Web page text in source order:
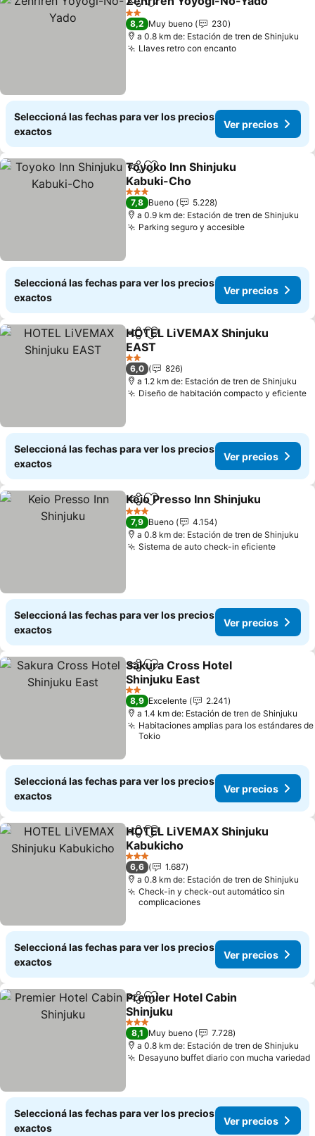
CompartirAñadir a favoritos
2 Estrellas
8,2 Muy bueno
230
a 0.8 km de: Estación de tren de Shinjuku
Llaves retro con encanto
Seleccioná las fechas para ver los precios
exactos
Ver precios
Compartir
Añadir a favoritos
Toyoko Inn Shinjuku
Kabuki-Cho
3 Estrellas
7,8 Bueno
5.228
a 0.9 km de: Estación de tren de Shinjuku
Parking seguro y accesible
Seleccioná las fechas para ver los precios
exactos
Ver precios
CompartirAñadir a favoritos
HOTEL LiVEMAX Shinjuku
EAST
2 Estrellas
6,0
826
a 1.2 km de: Estación de tren de Shinjuku
Diseño de habitación compacto y eficiente
Seleccioná las fechas para ver los precios
exactos
Ver precios
CompartirAñadir a favoritos
Keio Presso Inn Shinjuku
3 Estrellas
7,9 Bueno
4.154
a 0.8 km de: Estación de tren de Shinjuku
Sistema de auto check-in eficiente
Seleccioná las fechas para ver los precios
exactos
Ver precios
CompartirAñadir a favoritos
Sakura Cross Hotel
Shinjuku East
2 Estrellas
8,9 Excelente
2.241
a 1.4 km de: Estación de tren de Shinjuku
Habitaciones amplias para los estándares de
Tokio
Seleccioná las fechas para ver los precios
exactos
Ver precios
CompartirAñadir a favoritos
HOTEL LiVEMAX Shinjuku
Kabukicho
3 Estrellas
6,6
1.687
a 0.8 km de: Estación de tren de Shinjuku
Check-in y check-out automático sin
complicaciones
Seleccioná las fechas para ver los precios
exactos
Ver precios
CompartirAñadir a favoritos
Premier Hotel Cabin
Shinjuku
3 Estrellas
8,1 Muy bueno
7.728
a 0.8 km de: Estación de tren de Shinjuku
Desayuno buffet diario con mucha variedad
Seleccioná las fechas para ver los precios
exactos
Ver precios